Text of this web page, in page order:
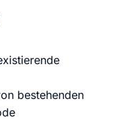
bestehenden